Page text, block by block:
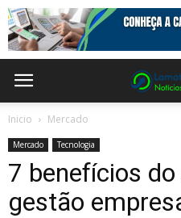
Inicio Mercado
Mercado Tecnologia
7 benefícios
gestão